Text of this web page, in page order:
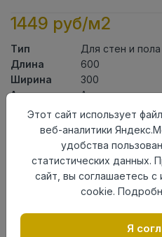
1449 руб/м2
Тип
Для стен и пола
Длина
600
Ширина
300
АктуальностьАктуален
Товарная
группа
Керамогранит
8,5
Поверхность матовая
Страна
происхождения
Россия
комплекта
Этот сайт использует
веб-аналитики
удобства
статистических данных.
сайт, вы соглашаетесь с
cookie.
Я